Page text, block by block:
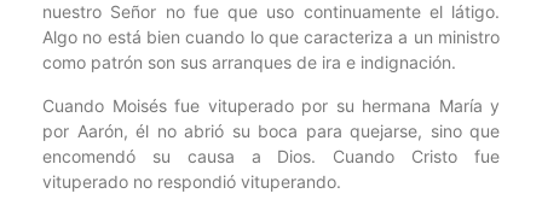
nuestro Señor no fue que uso continuamente el látigo.
Algo no está bien cuando lo que caracteriza a un ministro
como patrón son sus arranques de ira e indignación.
Cuando Moisés fue vituperado por su hermana María y
por Aarón, él no abrió su boca para quejarse, sino que
encomendó su causa a Dios. Cuando Cristo fue
vituperado no respondió vituperando.